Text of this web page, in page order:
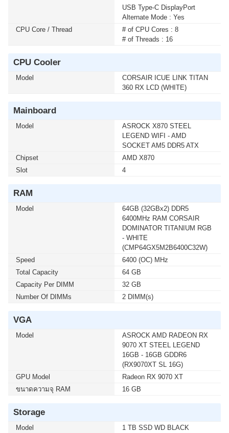
บาท เหลือเพียง 5,240 บาท UPS SYNDOME (ECO II-
2200-LCD) 2000VA/1200WATT(1 เซ็ต ต่อ 1 อัน) สนใจ
โปรโมชั่นนี้ ติดต่อ 02-017-4444
บาท เหลือเพียง 6,250 บาท UPS SYNDOME (ATOM-
เมื่อซื้อพร้อมคอมเซ็ต ลดทันที 160 บาท จากปกติ 1,690
LED) 850VA/360WATT (1 เซ็ต ต่อ 1 อัน) สนใจโปรโมชั่น
บาท เหลือเพียง 2,160 บาท UPS SYNDOME (ATOM-
เมื่อซื้อพร้อมคอมเซ็ต ลดทันที 600 บาท จากปกติ 4,890
บาท เหลือเพียง 4,290 บาท UPS SYNDOME (ECO II
1500 LCD) 1500VA/900WATT (1 เซ็ต ต่อ 1 อัน) สนใจโปร
โมชั่นนี้ ติดต่อ 02-017-4444
USB Type-C DisplayPort
Alternate Mode : Yes
CPU Core / Thread
# of CPU Cores : 8
# of Threads : 16
CPU Cooler
Model
CORSAIR ICUE LINK TITAN
360 RX LCD (WHITE)
Mainboard
Model
ASROCK X870 STEEL
LEGEND WIFI - AMD
SOCKET AM5 DDR5 ATX
Chipset
AMD X870
Slot
4
RAM
Model
64GB (32GBx2) DDR5
6400MHz RAM CORSAIR
DOMINATOR TITANIUM RGB
- WHITE
(CMP64GX5M2B6400C32W)
Speed
6400 (OC) MHz
Total Capacity
64 GB
Capacity Per DIMM
32 GB
Number Of DIMMs
2 DIMM(s)
VGA
Model
ASROCK AMD RADEON RX
9070 XT STEEL LEGEND
16GB - 16GB GDDR6
(RX9070XT SL 16G)
GPU Model
Radeon RX 9070 XT
ขนาดความจุ RAM
16 GB
Storage
Model
1 TB SSD WD BLACK